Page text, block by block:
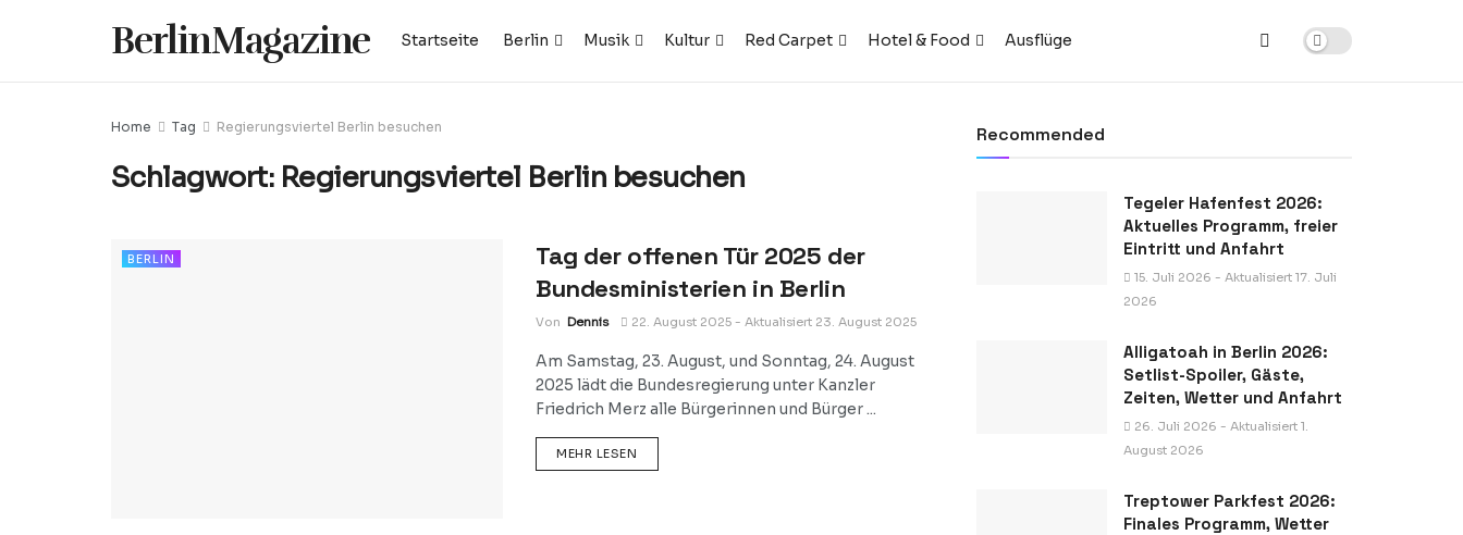
BerlinMagazine Startseite Berlin Musik Kultur Red Carpet Hotel & Food Ausflüge
Home Tag Regierungsviertel Berlin besuchen
Schlagwort: Regierungsviertel Berlin besuchen
BERLIN
Tag der offenen Tür 2025 der
Bundesministerien in Berlin
Von Dennis 22. August 2025 - Aktualisiert 23. August 2025
Am Samstag, 23. August, und Sonntag, 24. August
2025 lädt die Bundesregierung unter Kanzler
Friedrich Merz alle Bürgerinnen und Bürger ...
MEHR LESEN
Recommended
Tegeler Hafenfest 2026:
Aktuelles Programm, freier
Eintritt und Anfahrt
15. Juli 2026 - Aktualisiert 17. Juli
2026
Alligatoah in Berlin 2026:
Setlist-Spoiler, Gäste,
Zeiten, Wetter und Anfahrt
26. Juli 2026 - Aktualisiert 1.
August 2026
Treptower Parkfest 2026:
Finales Programm, Wetter